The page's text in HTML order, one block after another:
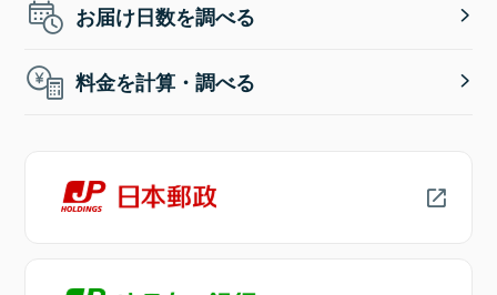
お届け日数を調べる
料金を計算・調べる